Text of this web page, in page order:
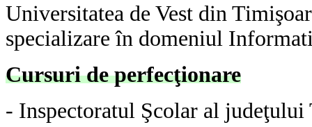
Universitatea de Vest din
specializare în domeniul
Cursuri de perfecţionare
- Inspectoratul Şcolar al